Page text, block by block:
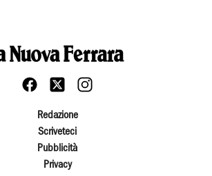
Redazione
Scriveteci
Pubblicità
Privacy